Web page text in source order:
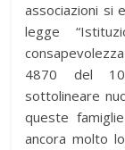
associazioni si
legge
4870 del
sottolineare
queste
ancora molto